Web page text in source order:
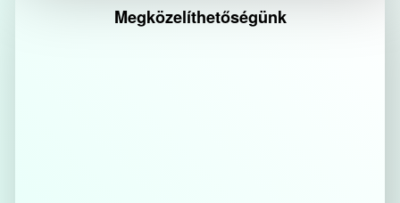
Megközelíthetőségünk